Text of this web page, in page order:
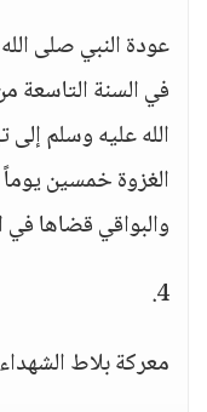
عودة النبي صلى
في السنة
الله عليه وسلم
الغزوة خمسين
والبواقي قضاها في
4.
معركة بلاط الشهداء عام